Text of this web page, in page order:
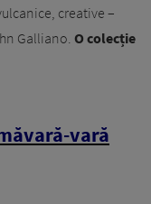
creative –
Galliano. O colecție
vară